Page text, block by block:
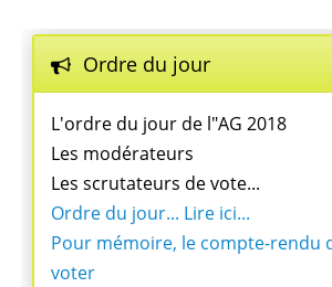
Ordre du jour
L'ordre du jour de l"AG 2018
Les modérateurs
Les scrutateurs de vote...
Ordre du jour... Lire ici...
Pour mémoire, le compte-rendu
voter